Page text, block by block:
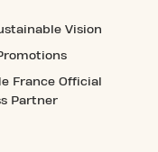
Vision
France Official
Partner